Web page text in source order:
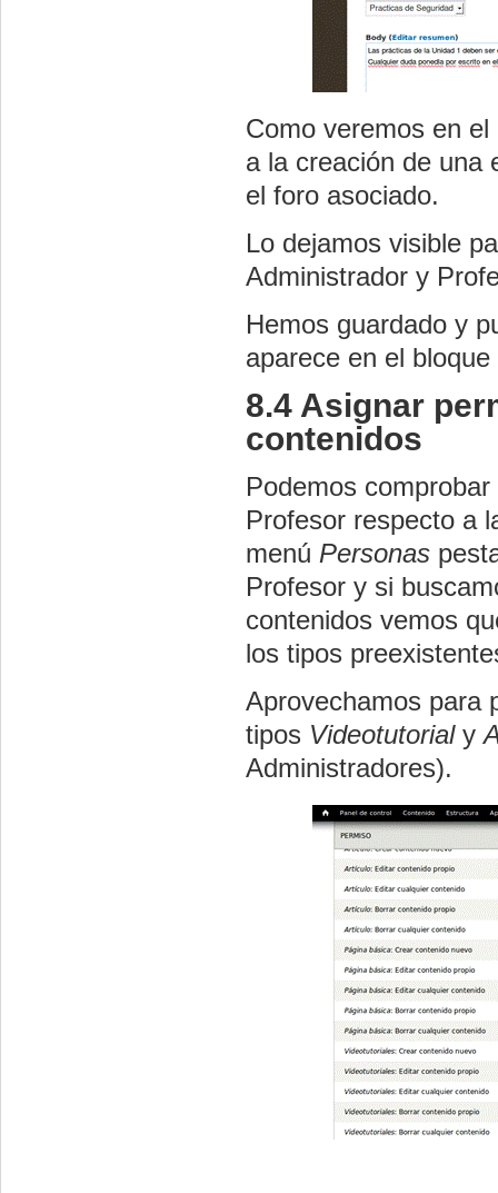
Como veremos en
a la creación de una
el foro asociado.
Lo dejamos visible
Administrador y
Hemos guardado y
aparece en el
8.4 Asignar
contenidos
Podemos
Profesor respecto a
menú Personas
Profesor y si
contenidos vemos
los tipos
Aprovechamos para
tipos Videotutorialy
Administradores).